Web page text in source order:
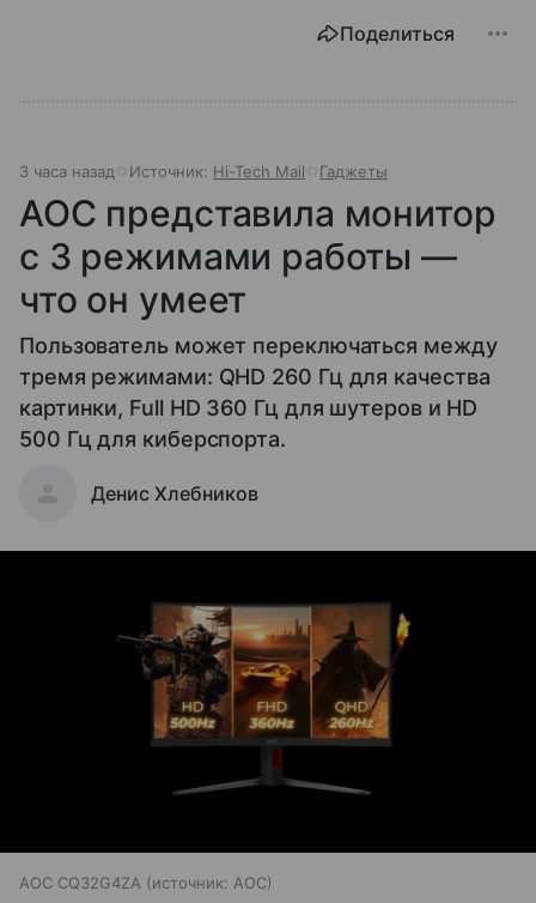
Поделиться
3 часа назад Источник: Hi-Tech Mail Гаджеты
AOC представила монитор
с 3 режимами работы —
что он умеет
Пользователь может переключаться между
тремя режимами: QHD 260 Гц для качества
картинки, Full HD 360 Гц для шутеров и HD
500 Гц для киберспорта.
Денис Хлебников
AOC CQ32G4ZA источник: AOC